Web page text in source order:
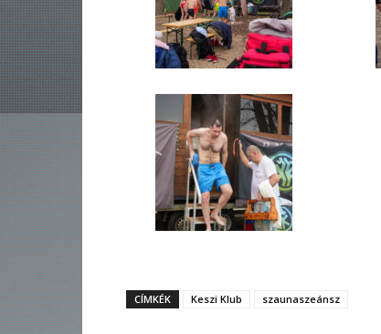
CÍMKÉK Keszi Klub szaunaszeánsz